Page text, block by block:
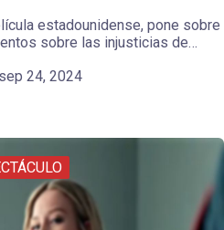
estadounidense, pone sobre
sobre las injusticias de…
sep 24, 2024